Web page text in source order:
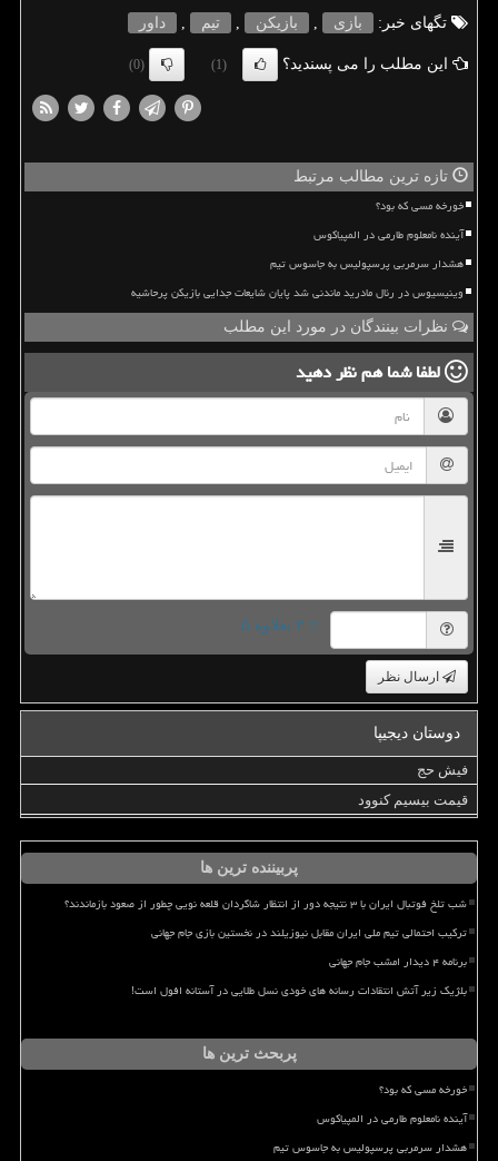
تگهای خبر:
بازی , بازیكن , تیم , داور
این مطلب را می پسندید؟ (1)
(0)
تازه ترین مطالب مرتبط
خورخه مسی که بود؟
آینده نامعلوم طارمی در المپیاکوس
هشدار سرمربی پرسپولیس به جاسوس تیم
وینیسیوس در رئال مادرید ماندنی شد پایان شایعات جدایی بازیکن پرحاشیه
نظرات بینندگان در مورد این مطلب
لطفا شما همنظر دهید
= ۲ بعلاوه ۵
ارسال نظر
دوستان دیجیپا
فیش حج
قیمت بیسیم کنوود
پربیننده ترین ها
شب تلخ فوتبال ایران با ۳ نتیجه دور از انتظار شاگردان قلعه نویی چطور از صعود بازماندند؟
ترکیب احتمالی تیم ملی ایران مقابل نیوزیلند در نخستین بازی جام جهانی
برنامه ۴ دیدار امشب جام جهانی
بلژیک زیر آتش انتقادات رسانه های خودی نسل طلایی در آستانه افول است!
پربحث ترین ها
خورخه مسی که بود؟
آینده نامعلوم طارمی در المپیاکوس
هشدار سرمربی پرسپولیس به جاسوس تیم